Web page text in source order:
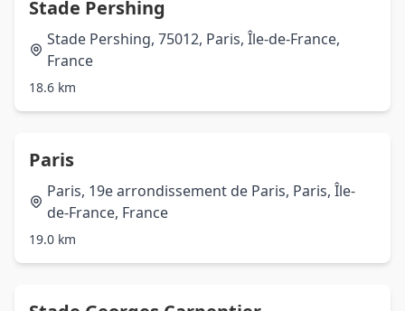
Stade Pershing
Stade Pershing, 75012, Paris, Île-de-France,
France
18.6 km
Paris
Paris, 19e arrondissement de Paris, Paris, Île-
de-France, France
19.0 km